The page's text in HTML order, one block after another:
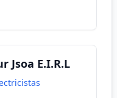
Jsoa E.I.R.L